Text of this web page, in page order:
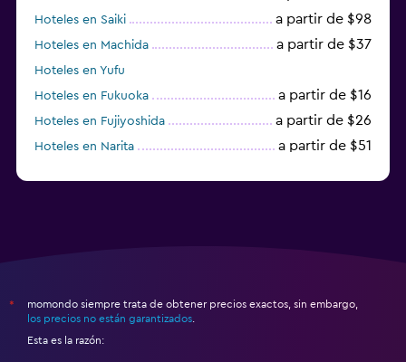
Hoteles en Saiki a partir de $98
Hoteles en Machida a partir de $37
Hoteles en Yufu
Hoteles en Fukuoka
a partir de $16
Hoteles en Fujiyoshida a partir de $26
Hoteles en Narita a partir de $51
*
momondo siempre trata de obtener precios exactos, sin embargo,
los precios no están garantizados
Esta es la razón: